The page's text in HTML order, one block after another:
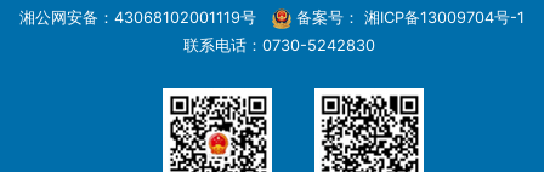
湘公网安备：43068102001119号
备案号： 湘ICP备13009704号-1
联系电话：0730-5242830